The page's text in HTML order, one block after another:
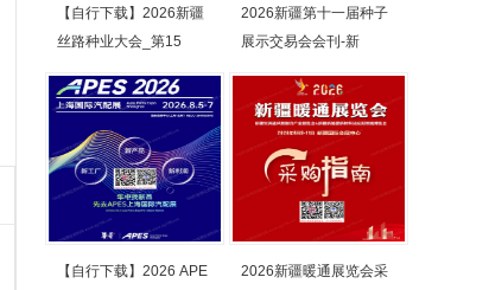
【自行下载】2026新疆
丝路种业大会_第15
2026新疆第十一届种子
展示交易会会刊-新
【自行下载】2026 APE
2026新疆暖通展览会采